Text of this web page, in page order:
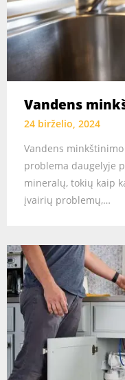
Vandens
24 birželio, 2024
Vandens
problema daugelyje
mineralų, tokių kaip
įvairių problemų,…